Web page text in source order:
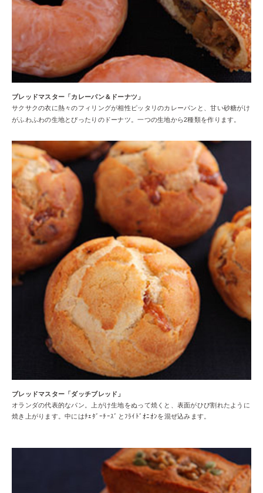
ブレッドマスター「カレーパン＆ドーナツ」
サクサクの衣に熱々のフィリングが相性ピッタリのカレーパンと、甘い砂糖がけ
がふわふわの生地とぴったりのドーナツ。一つの生地から2種類を作ります。
ブレッドマスター「ダッチブレッド」
オランダの代表的なパン。上がけ生地をぬって焼くと、表面がひび割れたように
焼き上がります。中にはﾁｪﾀﾞｰﾁｰｽﾞとﾌﾗｲﾄﾞｵﾆｵﾝを混ぜ込みます。